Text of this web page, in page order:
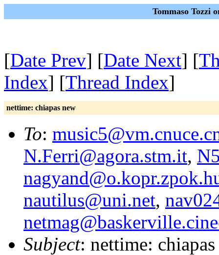
Tommaso Tozzi
[Date Prev] [Date Next] [
Index] [Thread Index]
nettime: chiapas new
To:
N.Ferri@agora.stm.it,
nautilus@uni.net,
Subject: nettime: